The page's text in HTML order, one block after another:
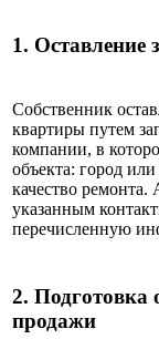
1. Оставление
Собственник
квартиры путем
компании, в
объекта: город
качество
указанным
перечисленную
2. Подготовка
продажи